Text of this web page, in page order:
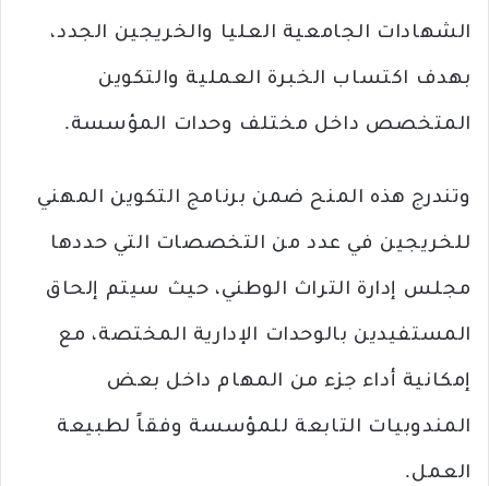
الشهادات الجامعية العليا والخريجين الجدد،
بهدف اكتساب الخبرة العملية والتكوين
المتخصص داخل مختلف وحدات المؤسسة.
وتندرج هذه المنح ضمن برنامج التكوين المهني
للخريجين في عدد من التخصصات التي حددها
مجلس إدارة التراث الوطني، حيث سيتم إلحاق
المستفيدين بالوحدات الإدارية المختصة، مع
إمكانية أداء جزء من المهام داخل بعض
المندوبيات التابعة للمؤسسة وفقاً لطبيعة
العمل.